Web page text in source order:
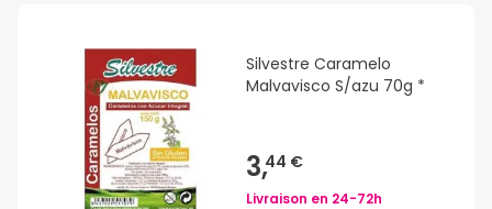
Silvestre Caramelo
Malvavisco S/azu 70g *
3,44 €
Livraison en 24-72h